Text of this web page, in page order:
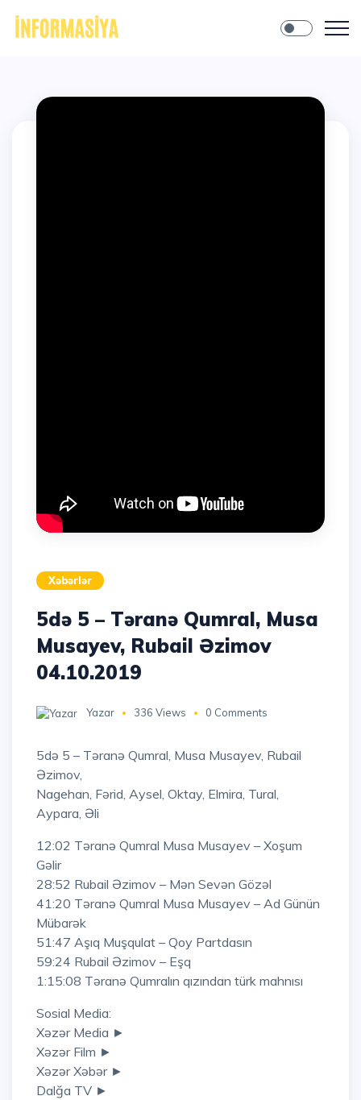
Xəbərlər
5də 5 – Təranə Qumral, Musa
Musayev, Rubail Əzimov
04.10.2019
Yazar 336 Views 0 Comments
5də 5 – Təranə Qumral, Musa Musayev, Rubail
Əzimov,
Nagehan, Fərid, Aysel, Oktay, Elmira, Tural,
Aypara, Əli
12:02 Təranə Qumral Musa Musayev – Xoşum
Gəlir
28:52 Rubail Əzimov – Mən Sevən Gözəl
41:20 Təranə Qumral Musa Musayev – Ad Günün
Mübarək
51:47 Aşıq Muşqulat – Qoy Partdasın
59:24 Rubail Əzimov – Eşq
1:15:08 Təranə Qumralın qızından türk mahnısı
Sosial Media:
Xəzər Media ►
Xəzər Film ►
Xəzər Xəbər ►
Dalğa TV ►